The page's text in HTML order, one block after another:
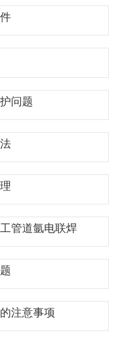
问题
管道氩电联焊
注意事项